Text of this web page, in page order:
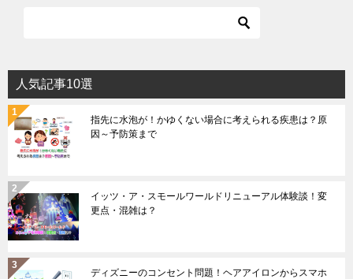
人気記事10選
指先に水泡が！かゆくない場合に考えられる疾患は？原
因～予防策まで
イッツ・ア・スモールワールドリニューアル体験談！変
更点・混雑は？
ディズニーのコンセント問題！ヘアアイロンからスマホ